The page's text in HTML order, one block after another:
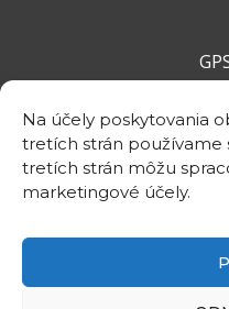
Na účely poskytovania
tretích strán používame
tretích strán môžu
marketingové účely.
©2026